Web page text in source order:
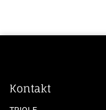
Kontakt